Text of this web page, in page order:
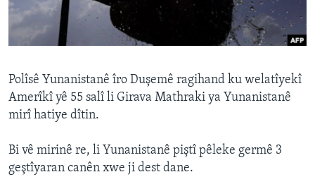
ÇAND Û HUNER
SERNIVÎS
Learning English
Polîsê Yunanistanê îro Duşemê ragihand ku welatîyekî
Amerîkî yê 55 salî li Girava Mathraki ya Yunanistanê
mirî hatiye dîtin.
Bi vê mirinê re, li Yunanistanê piştî pêleke germê 3
geştîyaran canên xwe ji dest dane.